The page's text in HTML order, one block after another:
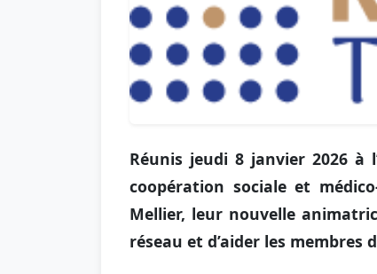
Réunis jeudi 8 janvier 2026 à
coopération sociale et
Mellier, leur nouvelle
réseau et d’aider les